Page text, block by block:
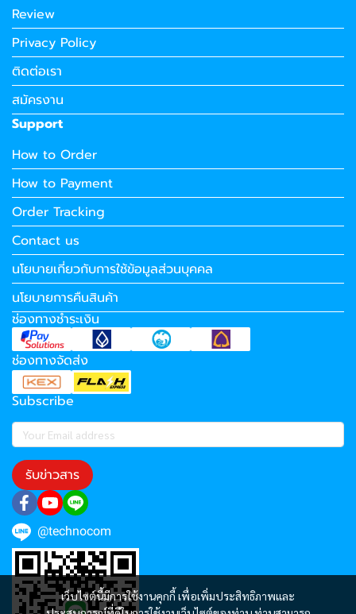
เว็บไซต์นี้มีการใช้งานคุกกี้ เพื่อเพิ่มประสิทธิภาพและ
Review
Privacy Policy
ติดต่อเรา
สมัครงาน
Support
How to Order
How to Payment
Order Tracking
Contact us
นโยบายเกี่ยวกับการใช้ข้อมูลส่วนบุคคล
นโยบายการคืนสินค้า
ช่องทางชำระเงิน
ช่องทางจัดส่ง
Subscribe
รับข่าวสาร
@technocom